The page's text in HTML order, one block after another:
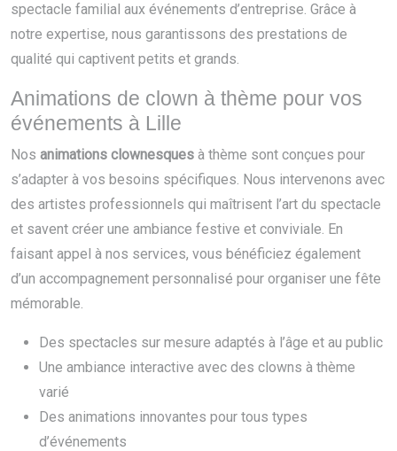
spectacle familial aux événements d’entreprise. Grâce à
notre expertise, nous garantissons des prestations de
qualité qui captivent petits et grands.
Animations de clown à thème pour vos
événements à Lille
Nos animations clownesques à thème sont conçues pour
s’adapter à vos besoins spécifiques. Nous intervenons avec
des artistes professionnels qui maîtrisent l’art du spectacle
et savent créer une ambiance festive et conviviale. En
faisant appel à nos services, vous bénéficiez également
d’un accompagnement personnalisé pour organiser une fête
mémorable.
Des spectacles sur mesure adaptés à l’âge et au public
Une ambiance interactive avec des clowns à thème
varié
Des animations innovantes pour tous types
d’événements